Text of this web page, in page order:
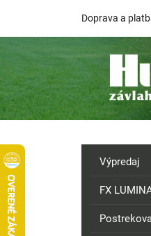
Doprava a
Výpredaj
FX